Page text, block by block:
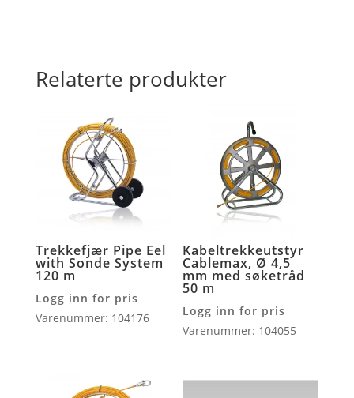
Relaterte produkter
Trekkefjær Pipe Eel
with Sonde System
120 m
Logg inn for pris
Varenummer: 104176
Kabeltrekkeutstyr
Cablemax, Ø 4,5
mm med søketråd
50 m
Logg inn for pris
Varenummer: 104055